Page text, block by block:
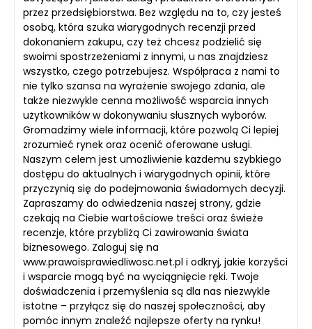
przez przedsiębiorstwa. Bez względu na to, czy jesteś
osobą, która szuka wiarygodnych recenzji przed
dokonaniem zakupu, czy też chcesz podzielić się
swoimi spostrzeżeniami z innymi, u nas znajdziesz
wszystko, czego potrzebujesz. Współpraca z nami to
nie tylko szansa na wyrażenie swojego zdania, ale
także niezwykle cenna możliwość wsparcia innych
użytkowników w dokonywaniu słusznych wyborów.
Gromadzimy wiele informacji, które pozwolą Ci lepiej
zrozumieć rynek oraz ocenić oferowane usługi.
Naszym celem jest umożliwienie każdemu szybkiego
dostępu do aktualnych i wiarygodnych opinii, które
przyczynią się do podejmowania świadomych decyzji.
Zapraszamy do odwiedzenia naszej strony, gdzie
czekają na Ciebie wartościowe treści oraz świeże
recenzje, które przybliżą Ci zawirowania świata
biznesowego. Zaloguj się na
www.prawoisprawiedliwosc.net.pl i odkryj, jakie korzyści
i wsparcie mogą być na wyciągnięcie ręki. Twoje
doświadczenia i przemyślenia są dla nas niezwykle
istotne – przyłącz się do naszej społeczności, aby
pomóc innym znaleźć najlepsze oferty na rynku!